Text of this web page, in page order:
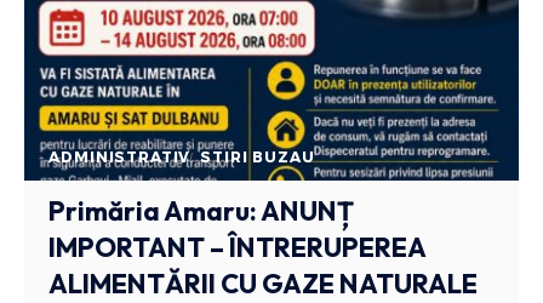
ADMINISTRATIV STIRI BUZAU
Primăria Amaru: ANUNȚ
IMPORTANT – ÎNTRERUPEREA
ALIMENTĂRII CU GAZE NATURALE